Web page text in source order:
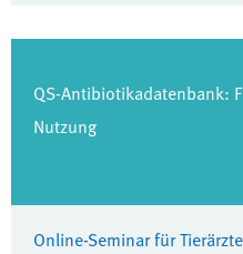
QS-Antibiotikadatenbank:
Nutzung
Online-Seminar für Tierärzte